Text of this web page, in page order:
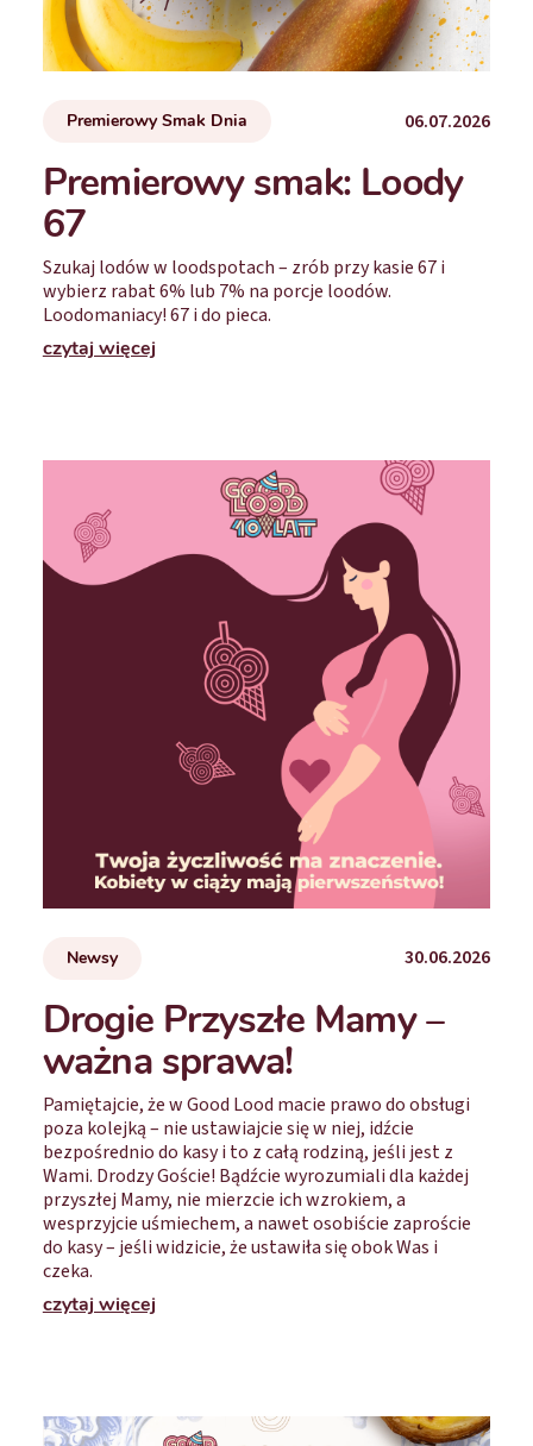
Premierowy Smak Dnia 06.07.2026
Premierowy smak: Loody
67
Szukaj lodów w loodspotach – zrób przy kasie 67 i
wybierz rabat 6% lub 7% na porcje loodów.
Loodomaniacy! 67 i do pieca.
czytaj więcej
Newsy 30.06.2026
Drogie Przyszłe Mamy –
ważna sprawa!
Pamiętajcie, że w Good Lood macie prawo do obsługi
poza kolejką – nie ustawiajcie się w niej, idźcie
bezpośrednio do kasy i to z całą rodziną, jeśli jest z
Wami. Drodzy Goście! Bądźcie wyrozumiali dla każdej
przyszłej Mamy, nie mierzcie ich wzrokiem, a
wesprzyjcie uśmiechem, a nawet osobiście zaproście
do kasy – jeśli widzicie, że ustawiła się obok Was i
czeka.
czytaj więcej